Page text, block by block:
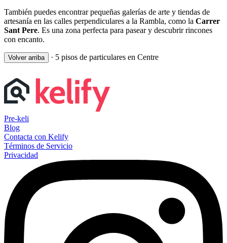
También puedes encontrar pequeñas galerías de arte y tiendas de
artesanía en las calles perpendiculares a la Rambla, como la Carrer
Sant Pere. Es una zona perfecta para pasear y descubrir rincones
con encanto.
Volver arriba · 5 pisos de particulares en Centre
Pre-keli
Blog
Contacta con Kelify
Términos de Servicio
Privacidad